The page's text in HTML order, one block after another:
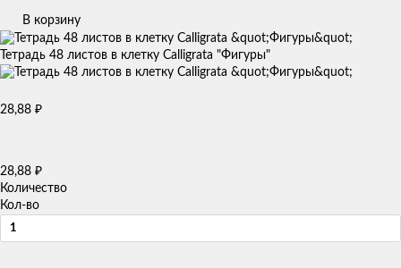
В корзину
Тетрадь 48 листов в клетку Calligrata "Фигуры"
28,88 ₽
28,88 ₽
Количество
Кол-во